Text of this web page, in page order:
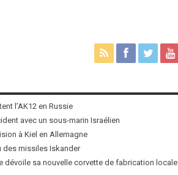
l’AK12 en Russie
avec un sous-marin Israélien
à Kiel en Allemagne
des missiles Iskander
dévoile sa nouvelle corvette de fabrication locale